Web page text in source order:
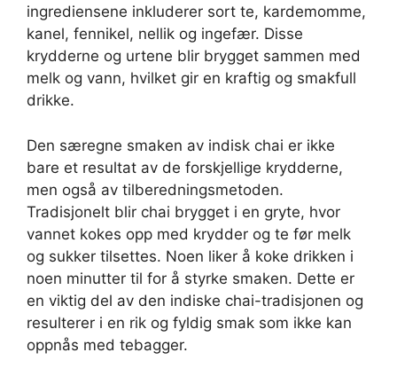
ingrediensene inkluderer sort te, kardemomme,
kanel, fennikel, nellik og ingefær. Disse
krydderne og urtene blir brygget sammen med
melk og vann, hvilket gir en kraftig og smakfull
drikke.
Den særegne smaken av indisk chai er ikke
bare et resultat av de forskjellige krydderne,
men også av tilberedningsmetoden.
Tradisjonelt blir chai brygget i en gryte, hvor
vannet kokes opp med krydder og te før melk
og sukker tilsettes. Noen liker å koke drikken i
noen minutter til for å styrke smaken. Dette er
en viktig del av den indiske chai-tradisjonen og
resulterer i en rik og fyldig smak som ikke kan
oppnås med tebagger.